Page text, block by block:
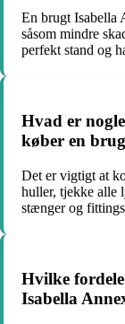
En brugt Isabella
såsom mindre
perfekt stand og
Hvad er
køber en
Det er vigtigt at
huller, tjekke alle
stænger og
Hvilke
Isabella